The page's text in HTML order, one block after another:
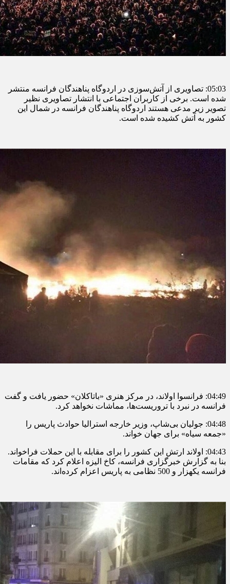
05:03: تصاویری از آتش‌سوزی در اردوگاه پناهندگان فرانسه منتشر
شده است. برخی از کاربران اجتماعی با انتشار تصاویری نظیر
تصویر زیر مدعی هستند اردوگاه پناهندگان فرانسه در شمال این
کشور به آتش کشیده شده است.
04:49: فرانسوا اولاند، در مرکز هنری «باتاکلان» حضور یافت و گفت
فرانسه در نبرد با تروریست‌ها، مماشات نخواهد کرد.
04:48: جولیان بی‌شاپ، وزیر خارجه استرالیا حوادث پاریس را
«جمعه سیاه» برای جهان خواند.
04:43: اولاند ارتش این کشور را برای مقابله با این حملات فراخواند.
بنا به گزارش خبرگزاری فرانسه، کاخ الیزه اعلام کرد که مقامات
فرانسه یکهزار و 500 نظامی به پاریس اعزام کرده‌اند.